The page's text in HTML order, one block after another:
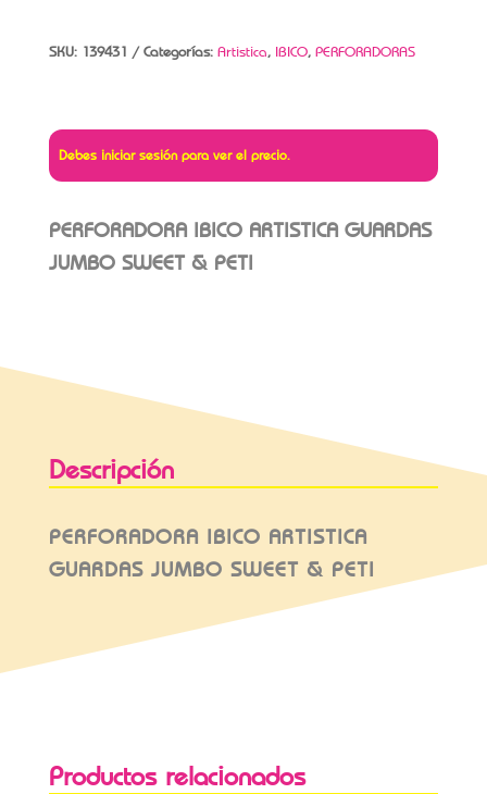
SKU: 139431 Categorías: Artistica, IBICO, PERFORADORAS
Debes iniciar sesión para ver el precio.
PERFORADORA IBICO ARTISTICA GUARDAS
JUMBO SWEET & PETI
Descripción
PERFORADORA IBICO ARTISTICA
GUARDAS JUMBO SWEET & PETI
Productos relacionados